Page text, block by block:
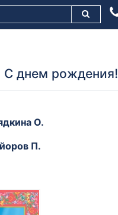
С днем рождения!
О.
П.